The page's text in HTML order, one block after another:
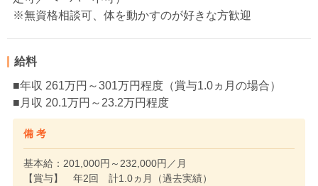
※無資格相談可、体を動かすのが好きな方歓迎
給料
■年収 261万円～301万円程度（賞与1.0ヵ月の場合）
■月収 20.1万円～23.2万円程度
備 考
基本給：201,000円～232,000円／月
【賞与】 年2回 計1.0ヵ月（過去実績）